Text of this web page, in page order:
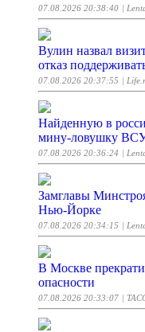
07.08.2026 20:38:40 |
Вулин назвал
отказ
07.08.2026 20:37:55 |
Найденную в
мину-ловушку ВСУ
07.08.2026 20:36:24 |
Замглавы
Нью-Йорке
07.08.2026 20:34:15 |
В Москве
опасности
07.08.2026 20:33:07 |